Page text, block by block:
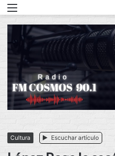
Cultura Escuchar artículo